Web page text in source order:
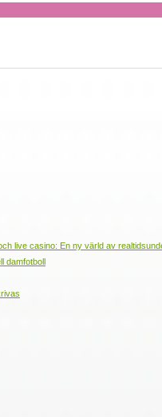
live casino: En ny värld av
damfotboll